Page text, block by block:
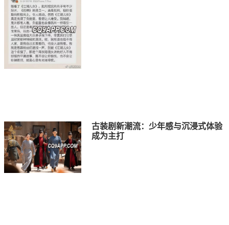
古装剧新潮流：少年感与沉浸式体验
成为主打